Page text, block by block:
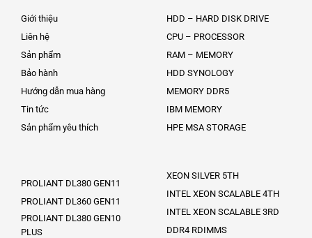
Giới thiệu
Liên hệ
Sản phẩm
Bảo hành
Hướng dẫn mua hàng
Tin tức
Sản phẩm yêu thích
PROLIANT DL380 GEN11
PROLIANT DL360 GEN11
PROLIANT DL380 GEN10
PLUS
HDD – HARD DISK DRIVE
CPU – PROCESSOR
RAM – MEMORY
HDD SYNOLOGY
MEMORY DDR5
IBM MEMORY
HPE MSA STORAGE
XEON SILVER 5TH
INTEL XEON SCALABLE 4TH
INTEL XEON SCALABLE 3RD
DDR4 RDIMMS